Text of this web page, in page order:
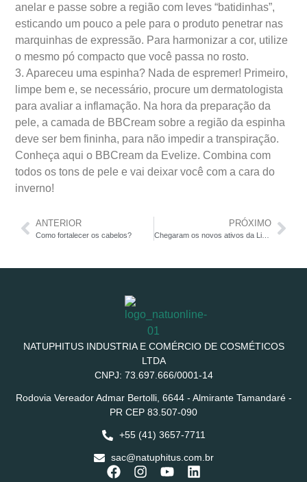
anelar e passe sobre a região com leves “batidinhas”,
esticando um pouco a pele para o produto penetrar nas
marquinhas de expressão. Para harmonizar a cor, utilize
o mesmo pó compacto que você passa no rosto.
3. Apareceu uma espinha? Nada de espremer! Primeiro,
limpe bem e, se necessário, procure um dermatologista
para avaliar a inflamação. Na hora da preparação da
pele, a camada de BBCream sobre a região da espinha
deve ser bem fininha, para não impedir a transpiração.
Conheça aqui o BBCream da Evelize. Combina com
todos os tons de pele e vai deixar você com a cara do
inverno!
ANTERIOR
Como fortalecer os cabelos?
PRÓXIMO
Chegaram os novos ativos da Linha Yabae, e com roupinha nova!
NATUPHITUS INDUSTRIA E COMÉRCIO DE COSMÉTICOS
LTDA
CNPJ: 73.697.666/0001-14
Rodovia Vereador Admar Bertolli, 6644 - Almirante Tamandaré -
PR CEP 83.507-090
+55 (41) 3657-7711
sac@natuphitus.com.br